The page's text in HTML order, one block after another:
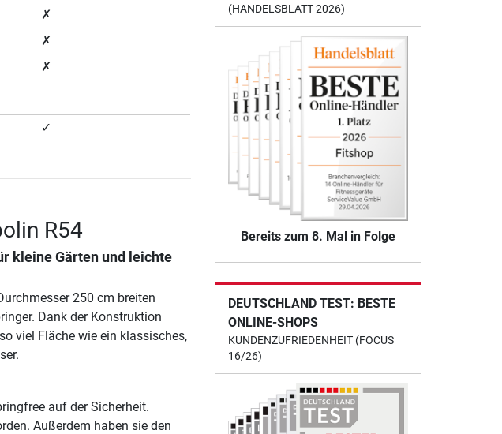
✗
✗
✗
✓
R54
kleine Gärten und leichte
250 cm breiten
Dank der Konstruktion
viel Fläche wie ein klassisches,
auf der Sicherheit.
Außerdem haben sie den
(HANDELSBLATT 2026)
Bereits zum 8. Mal in Folge
DEUTSCHLAND TEST: BESTE
ONLINE-SHOPS
KUNDENZUFRIEDENHEIT (FOCUS
16/26)